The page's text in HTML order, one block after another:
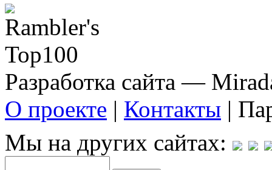
Разработка сайта —
О проекте | Контакты |
Мы на других сайтах: